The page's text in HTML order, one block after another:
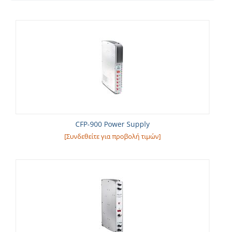
CFP-900 Power Supply
[Συνδεθείτε για προβολή τιμών]